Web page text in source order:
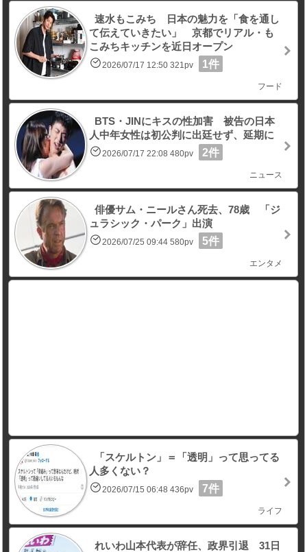
速水もこみち 日本の魅力を「食を通し
て伝えていきたい」 京都でリアル・も
こみちキッチンを近日オープン
2026/07/17 12:50 321pv 1件
フード
BTS・JINにキスの性加害 被告の日本
人中年女性は初公判に出廷せず、延期に
2026/07/17 22:08 480pv 2件
ニュース
俳優サム・ニールさん死去、78歳 「ジ
ュラシック・パーク」出演
2026/07/25 09:44 580pv 5件
エンタメ
「スケルトン」＝「透明」って思ってる
人多くない？
2026/07/15 06:48 436pv 7件
ライフ
れいわ山本代表が辞任、政界引退 31日